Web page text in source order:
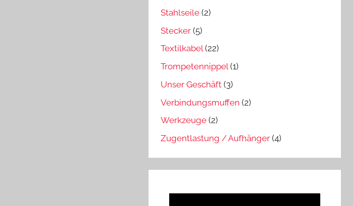
Stahlseile (2)
Stecker (5)
Textilkabel(22)
Trompetennippel(1)
Unser Geschäft (3)
Verbindungsmuffen (2)
Werkzeuge (2)
Zugentlastung / Aufhänger (4)